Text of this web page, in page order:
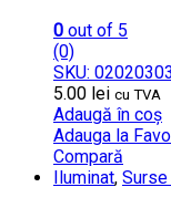
0 out of 5
(0)
SKU:
5.00 lei cu TVA
Adaugă în coș
Adauga la
Compară
Iluminat, Surse